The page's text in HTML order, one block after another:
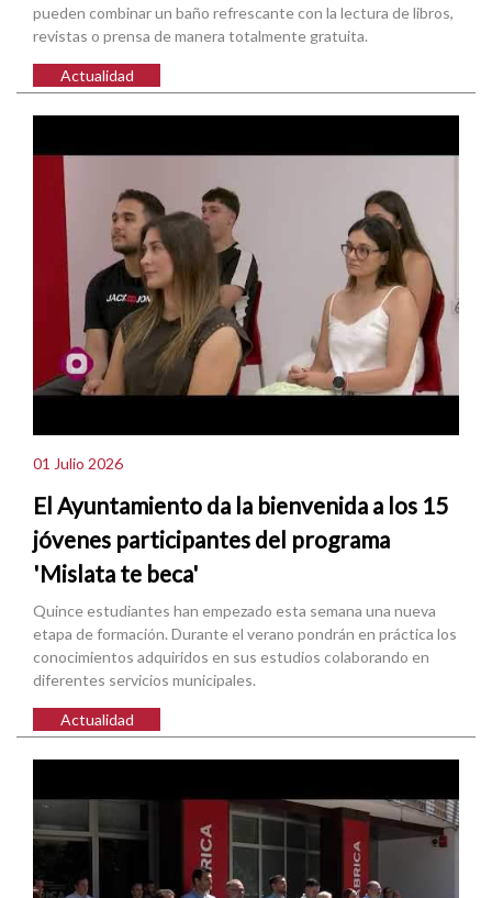
pueden combinar un baño refrescante con la lectura de libros,
revistas o prensa de manera totalmente gratuita.
Actualidad
01 Julio 2026
El Ayuntamiento da la bienvenida a los 15
jóvenes participantes del programa
'Mislata te beca'
Quince estudiantes han empezado esta semana una nueva
etapa de formación. Durante el verano pondrán en práctica los
conocimientos adquiridos en sus estudios colaborando en
diferentes servicios municipales.
Actualidad